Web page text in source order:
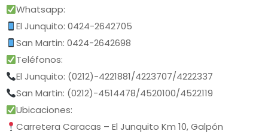
Whatsapp:
El Junquito: 0424-2642705
San Martin: 0424-2642698
Teléfonos:
El Junquito: (0212)-4221881/4223707/4222337
San Martin: (0212)-4514478/4520100/4522119
Ubicaciones:
Carretera Caracas – El Junquito Km 10, Galpón